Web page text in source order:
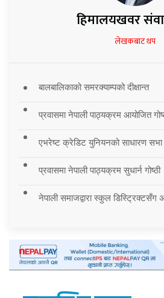
हिमालयखवर
लेखकबाट थप
बालबालिकाको समरक्याम्पको दीक्षान्त
प्रवासमा नेपाली पाठ्यक्रम आयोजित
एभरेष्ट क्रेडिट युनियनको साधारण
प्रवासमा नेपाली पाठ्यक्रम सुधार्न गोष्ठी
नेपाली समाजद्वारा स्कुल डिस्ट्रिक्टसँग